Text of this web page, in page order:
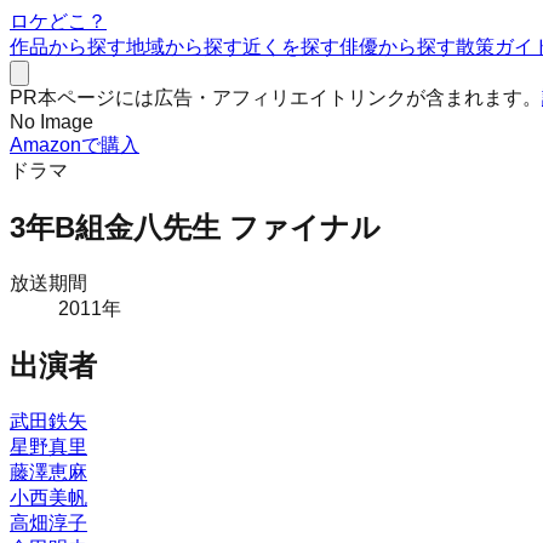
ロケどこ？
作品から探す地域から探す近くを探す俳優から探す散策ガイ
PR本ページには広告・アフィリエイトリンクが含まれます。
No Image
Amazonで購入
ドラマ
3年B組金八先生 ファイナル
放送期間
2011年
出演者
武田鉄矢
星野真里
藤澤恵麻
小西美帆
高畑淳子